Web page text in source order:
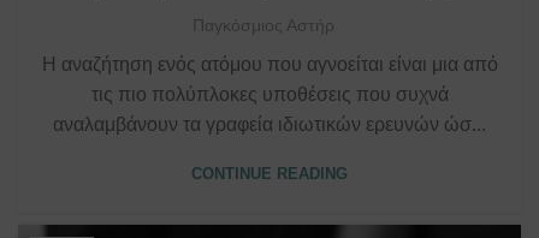
Παγκόσμιος Αστήρ
Η αναζήτηση ενός ατόμου που αγνοείται είναι μια από
τις πιο πολύπλοκες υποθέσεις που συχνά
αναλαμβάνουν τα γραφεία ιδιωτικών ερευνών ώσ...
CONTINUE READING